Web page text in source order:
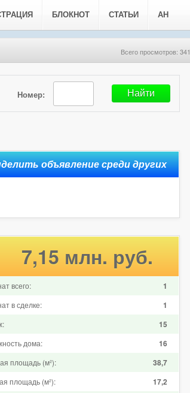
БЛОКНОТ СТАТЬИ АН
Всего просмотров: 341
Номер:
7,15 млн. руб.
всего: 1
в сделке: 1
15
дома: 16
площадь (м²): 38,7
площадь (м²): 17,2